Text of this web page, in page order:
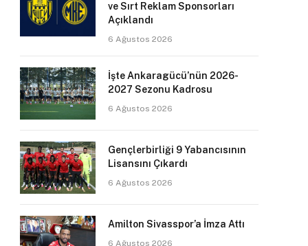
ve Sırt Reklam Sponsorları
Açıklandı
6 Ağustos 2026
İşte Ankaragücü’nün 2026-
2027 Sezonu Kadrosu
6 Ağustos 2026
Gençlerbirliği 9 Yabancısının
Lisansını Çıkardı
6 Ağustos 2026
Amilton Sivasspor’a İmza Attı
6 Ağustos 2026